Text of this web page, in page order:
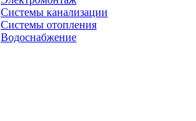
Системы канализации
Системы отопления
Водоснабжение